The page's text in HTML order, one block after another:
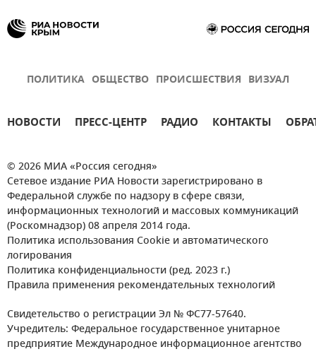
ПОЛИТИКА ОБЩЕСТВО ПРОИСШЕСТВИЯ ВИЗУАЛ
НОВОСТИ ПРЕСС-ЦЕНТР РАДИО КОНТАКТЫ
© 2026 МИА «Россия сегодня»
Сетевое издание РИА Новости зарегистрировано в
Федеральной службе по надзору в сфере связи,
информационных технологий и массовых коммуникаций
(Роскомнадзор) 08 апреля 2014 года.
Политика использования Cookie и автоматического
логирования
Политика конфиденциальности (ред. 2023 г.)
Правила применения рекомендательных технологий
Свидетельство о регистрации Эл № ФС77-57640.
Учредитель: Федеральное государственное унитарное
предприятие Международное информационное агентство